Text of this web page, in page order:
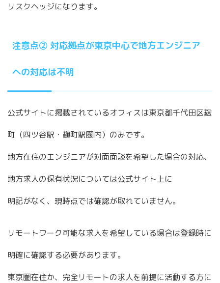
リスクヘッジになります。
注意点② 対応拠点が東京中心で地方エンジニア
への対応は不明
公式サイトに掲載されているオフィスは東京都千代田区麹
町（四ツ谷駅・麹町駅圏内）のみです。
地方在住のエンジニアが対面面談を希望した場合の対応、
地方求人の保有状況については公式サイト上に
明記がなく、現時点では確認が取れていません。
リモートワーク可能な求人を希望している場合は登録時に
明確に確認する必要があります。
東京圏在住か、完全リモートの求人を前提に活動する方に